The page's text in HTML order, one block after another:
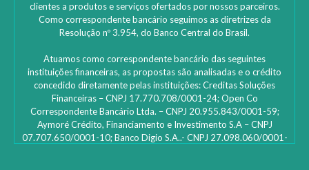
clientes a produtos e serviços ofertados por nossos parceiros.
Como correspondente bancário seguimos as diretrizes da
Resolução nº 3.954, do Banco Central do Brasil.
Atuamos como correspondente bancário das seguintes
instituições financeiras, as propostas são analisadas e o crédito
concedido diretamente pelas instituições: ‎Creditas Soluções
Financeiras – CNPJ 17.770.708/0001-24; Open Co
Correspondente Bancário Ltda. – CNPJ 20.955.843/0001-59;
Aymoré Crédito, Financiamento e Investimento S.A – CNPJ
07.707.650/0001-10; Banco Digio S.A..- CNPJ 27.098.060/0001-